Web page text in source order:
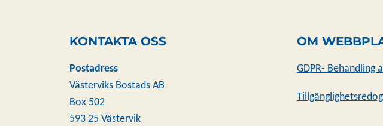
KONTAKTA OSS
Postadress
Västerviks Bostads AB
Box 502
593 25 Västervik
OM
GDPR- Behandling